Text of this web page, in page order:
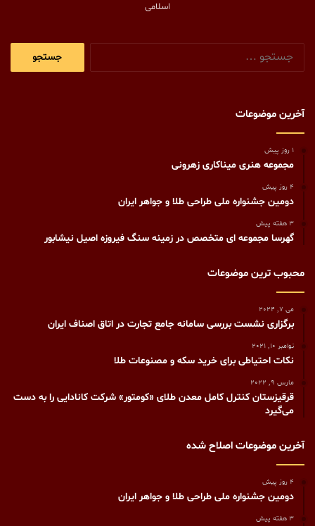
اسلامی
آخرین موضوعات
1 روز پیش
مجموعه هنری میناکاری زهرونی
4 روز پیش
دومین جشنواره ملی طراحی طلا و جواهر ایران
3 هفته پیش
گهرسا مجموعه ای متخصص در زمینه سنگ فیروزه اصیل نیشابور
محبوب ترین موضوعات
می 7, 2024
برگزاری نشست بررسی سامانه جامع تجارت در اتاق اصناف ایران
نوامبر 10, 2021
نکات احتیاطی برای خرید سکه و مصنوعات طلا
مارس 9, 2022
قرقیزستان کنترل کامل معدن طلای «کومتور» شرکت کانادایی را به دست
می‌گیرد
آخرین موضوعات اصلاح شده
4 روز پیش
دومین جشنواره ملی طراحی طلا و جواهر ایران
3 هفته پیش